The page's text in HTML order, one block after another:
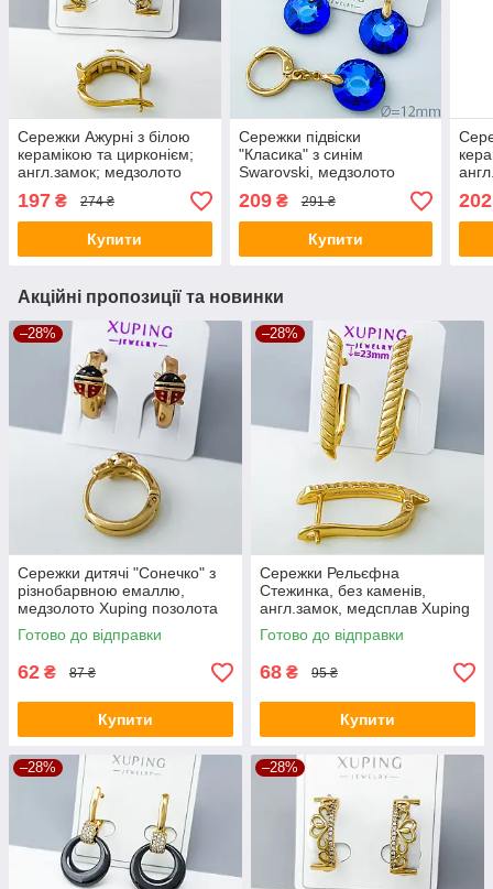
Сережки Ажурні з білою
керамікою та цирконієм;
англ.замок; медзолото
Xuping 18K
197 ₴ 274 ₴
Купити
Сережки підвіски
"Класика" з синім
Swarovski, медзолото
Xuping позолота 18К
209₴ 291 ₴
Купити
202
Акційні пропозиції та новинки
–28%
Сережки дитячі "Сонечко" з
різнобарвною емаллю,
медзолото Xuping позолота
18К, дитячі
Готово до відправки
62 ₴ 87 ₴
Купити
–28%
Сережки Рельєфна
Стежинка, без каменів,
англ.замок, медсплав Xuping
позолота 18K
Готово до відправки
68 ₴ 95 ₴
Купити
–28% –28%